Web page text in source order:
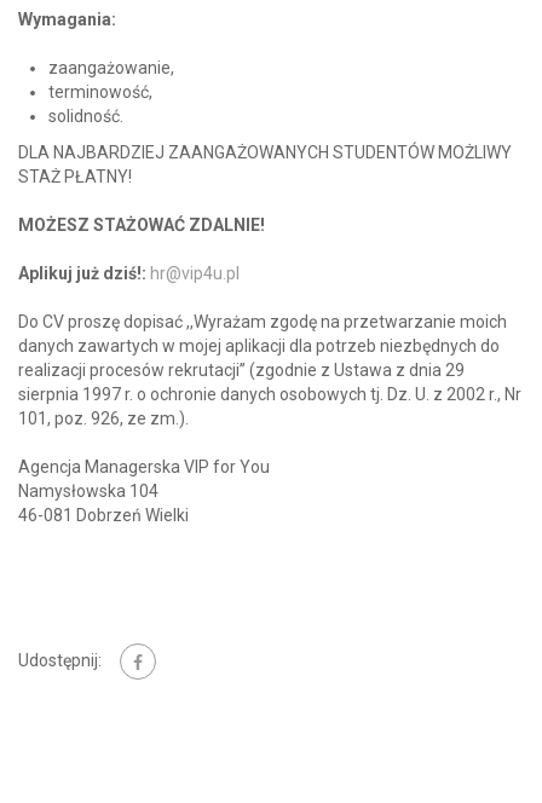
Wymagania:
zaangażowanie,
terminowość,
solidność.
DLA NAJBARDZIEJ ZAANGAŻOWANYCH STUDENTÓW MOŻLIWY
STAŻ PŁATNY!
MOŻESZ STAŻOWAĆ ZDALNIE!
Aplikuj już dziś!: hr@vip4u.pl
Do CV proszę dopisać ,,Wyrażam zgodę na przetwarzanie moich
danych zawartych w mojej aplikacji dla potrzeb niezbędnych do
realizacji procesów rekrutacji” (zgodnie z Ustawa z dnia 29
sierpnia 1997 r. o ochronie danych osobowych tj. Dz. U. z 2002 r., Nr
101, poz. 926, ze zm.).
Agencja Managerska VIP for You
Namysłowska 104
46-081 Dobrzeń Wielki
Udostępnij: